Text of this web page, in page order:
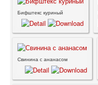
Бифштекс куриный
Свинина с ананасом